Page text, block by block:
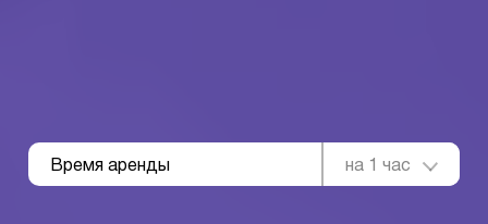
Время аренды на 1 час